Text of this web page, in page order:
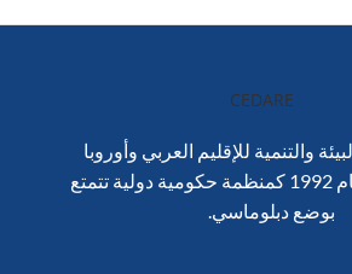
والتنمية للإقليم العربي وأوروبا
(سيداري) في عام 1992 كمنظمة حكومية دولية تتمتع
بوضع دبلوماسي.